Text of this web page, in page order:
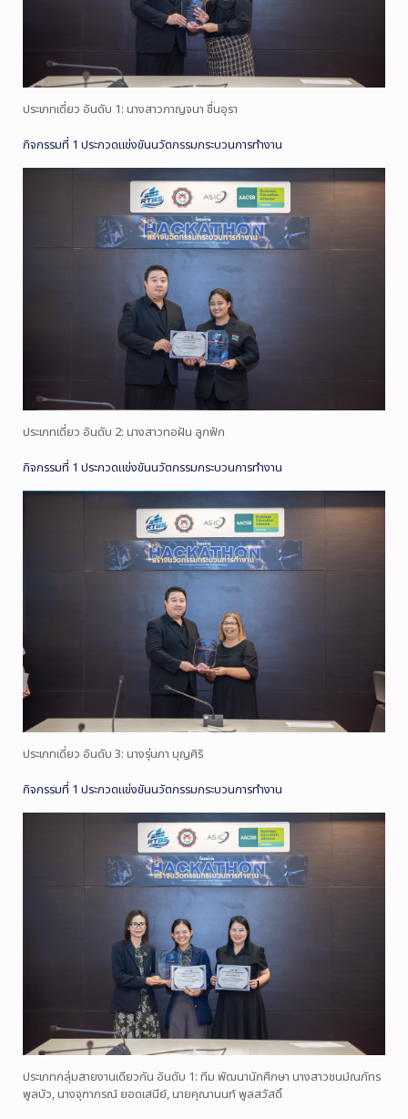
ประเภทเดี่ยว อันดับ 1: นางสาวกาญจนา ชื่นอุรา
กิจกรรมที่ 1 ประกวดแข่งขันนวัตกรรมกระบวนการทำงาน
ประเภทเดี่ยว อันดับ 2: นางสาวทอฝัน ลูกฟัก
กิจกรรมที่ 1 ประกวดแข่งขันนวัตกรรมกระบวนการทำงาน
ประเภทเดี่ยว อันดับ 3: นางรุ่นภา บุญศิริ
กิจกรรมที่ 1 ประกวดแข่งขันนวัตกรรมกระบวนการทำงาน
ประเภทกลุ่มสายงานเดียวกัน อันดับ 1: ทีม พัฒนานักศึกษา นางสาวชนม์ณภัทร
พูลบัว, นางจุฑาภรณ์ ยอดเสนีย์, นายคุณานนท์ พูลสวัสดิ์